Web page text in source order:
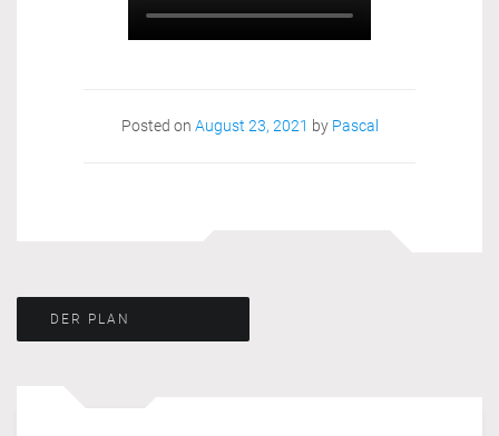
Posted on August 23, 2021 by Pascal
Beitragsnavigation
DER PLAN